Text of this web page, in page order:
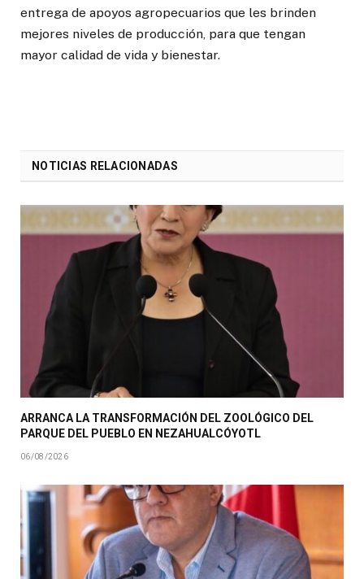
entrega de apoyos agropecuarios que les brinden
mejores niveles de producción, para que tengan
mayor calidad de vida y bienestar.
NOTICIAS RELACIONADAS
ARRANCA LA TRANSFORMACIÓN DEL ZOOLÓGICO DEL
PARQUE DEL PUEBLO EN NEZAHUALCÓYOTL
06/08/2026